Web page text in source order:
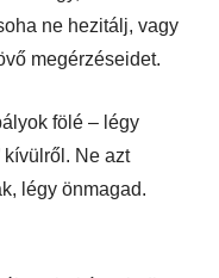
ne hezitálj, vagy
megérzéseidet.
fölé – légy
kívülről. Ne azt
légy önmagad.